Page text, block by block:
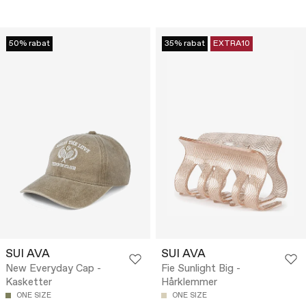
50% rabat
SUI AVA
New Everyday Cap -
Kasketter
ONE SIZE
35% rabat EXTRA10
SUI AVA
Fie Sunlight Big -
Hårklemmer
ONE SIZE